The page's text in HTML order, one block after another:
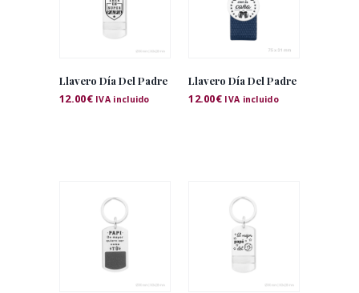
Llavero Día Del Padre
12.00€ IVA incluido
Llavero Día Del Padre
12.00€ IVA incluido